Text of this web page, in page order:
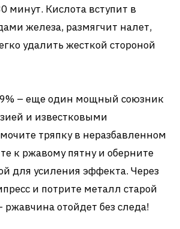
минут. Кислота вступит в
железа, размягчит налет,
удалить жесткой стороной
9% – еще один мощный союзник
и известковыми
тряпку в неразбавленном
к ржавому пятну и оберните
для усиления эффекта. Через
и потрите металл старой
отойдет без следа!